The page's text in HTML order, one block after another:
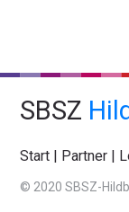
SBSZ
Start | Partner |
© 2020 SBSZ-